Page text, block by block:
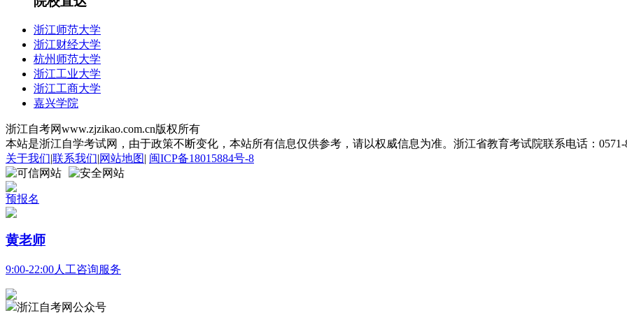
浙江师范大学
浙江财经大学
杭州师范大学
浙江工业大学
浙江工商大学
嘉兴学院
浙江自考网www.zjzikao.com.cn版权所有
本站是浙江自学考试网，由于政策不断变化，本站所有信息仅供参考，请以权威信息为准。浙江省教育考试院联系电话：0571-
关于我们|联系我们|网站地图| 闽ICP备18015884号-8
预报名
黄老师
9:00-22:00人工咨询服务
浙江自考网公众号